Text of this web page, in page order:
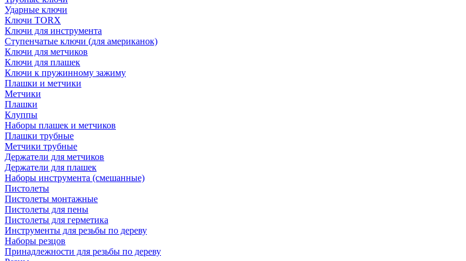
Ударные ключи
Ключи TORX
Ключи для инструмента
Ступенчатые ключи (для американок)
Ключи для метчиков
Ключи для плашек
Ключи к пружинному зажиму
Плашки и метчики
Метчики
Плашки
Клуппы
Наборы плашек и метчиков
Плашки трубные
Метчики трубные
Держатели для метчиков
Держатели для плашек
Наборы инструмента (смешанные)
Пистолеты
Пистолеты монтажные
Пистолеты для пены
Пистолеты для герметика
Инструменты для резьбы по дереву
Наборы резцов
Принадлежности для резьбы по дереву